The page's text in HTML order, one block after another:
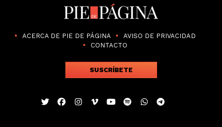
ACERCA DE PIE DE PÁGINA
AVISO DE PRIVACIDAD
CONTACTO
SUSCRÍBETE